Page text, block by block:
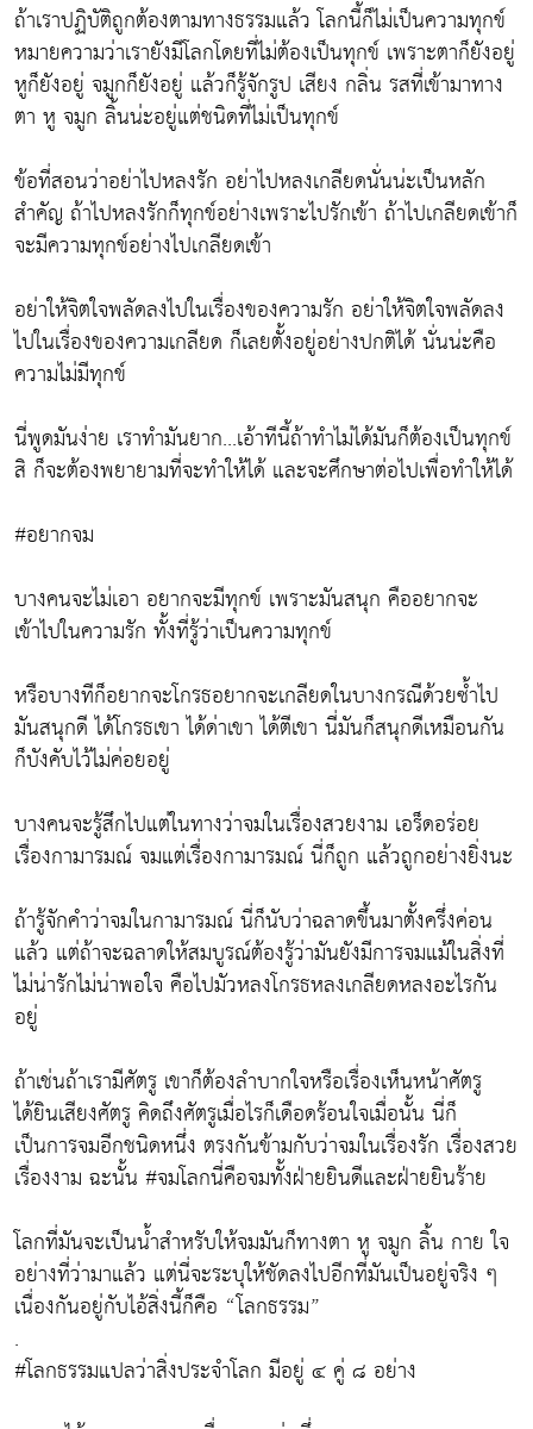
ถ้าเราปฏิบัติถูกต้องตามทางธรรมแล้ว โลกนี้ก็ไม่เป็นความทุกข์
หมายความว่าเรายังมีโลกโดยที่ไม่ต้องเป็นทุกข์ เพราะตาก็ยังอยู่
หูก็ยังอยู่ จมูกก็ยังอยู่ แล้วก็รู้จักรูป เสียง กลิ่น รสที่เข้ามาทาง
ตา หู จมูก ลิ้นน่ะอยู่แต่ชนิดที่ไม่เป็นทุกข์
ข้อที่สอนว่าอย่าไปหลงรัก อย่าไปหลงเกลียดนั่นน่ะเป็นหลัก
สำคัญ ถ้าไปหลงรักก็ทุกข์อย่างเพราะไปรักเข้า ถ้าไปเกลียดเข้าก็
จะมีความทุกข์อย่างไปเกลียดเข้า
อย่าให้จิตใจพลัดลงไปในเรื่องของความรัก อย่าให้จิตใจพลัดลง
ไปในเรื่องของความเกลียด ก็เลยตั้งอยู่อย่างปกติได้ นั่นน่ะคือ
ความไม่มีทุกข์
นี่พูดมันง่าย เราทำมันยาก...เอ้าทีนี้ถ้าทำไม่ได้มันก็ต้องเป็นทุกข์
สิ ก็จะต้องพยายามที่จะทำให้ได้ และจะศึกษาต่อไปเพื่อทำให้ได้
#อยากจม
บางคนจะไม่เอา อยากจะมีทุกข์ เพราะมันสนุก คืออยากจะ
เข้าไปในความรัก ทั้งที่รู้ว่าเป็นความทุกข์
หรือบางทีก็อยากจะโกรธอยากจะเกลียดในบางกรณีด้วยซ้ำไป
มันสนุกดี ได้โกรธเขา ได้ด่าเขา ได้ตีเขา นี่มันก็สนุกดีเหมือนกัน
ก็บังคับไว้ไม่ค่อยอยู่
บางคนจะรู้สึกไปแต่ในทางว่าจมในเรื่องสวยงาม เอร็ดอร่อย
เรื่องกามารมณ์ จมแต่เรื่องกามารมณ์ นี่ก็ถูก แล้วถูกอย่างยิ่งนะ
ถ้ารู้จักคำว่าจมในกามารมณ์ นี่ก็นับว่าฉลาดขึ้นมาตั้งครึ่งค่อน
แล้ว แต่ถ้าจะฉลาดให้สมบูรณ์ต้องรู้ว่ามันยังมีการจมแม้ในสิ่งที่
ไม่น่ารักไม่น่าพอใจ คือไปมัวหลงโกรธหลงเกลียดหลงอะไรกัน
อยู่
ถ้าเช่นถ้าเรามีศัตรู เขาก็ต้องลำบากใจหรือเรื่องเห็นหน้าศัตรู
ได้ยินเสียงศัตรู คิดถึงศัตรูเมื่อไรก็เดือดร้อนใจเมื่อนั้น นี่ก็
เป็นการจมอีกชนิดหนึ่ง ตรงกันข้ามกับว่าจมในเรื่องรัก เรื่องสวย
เรื่องงาม ฉะนั้น #จมโลกนี่คือจมทั้งฝ่ายยินดีและฝ่ายยินร้าย
โลกที่มันจะเป็นน้ำสำหรับให้จมมันก็ทางตา หู จมูก ลิ้น กาย ใจ
อย่างที่ว่ามาแล้ว แต่นี่จะระบุให้ชัดลงไปอีกที่มันเป็นอยู่จริง ๆ
เนื่องกันอยู่กับไอ้สิ่งนี้ก็คือ “โลกธรรม”
.
#โลกธรรมแปลว่าสิ่งประจำโลก มีอยู่ ๔ คู่ ๘ อย่าง